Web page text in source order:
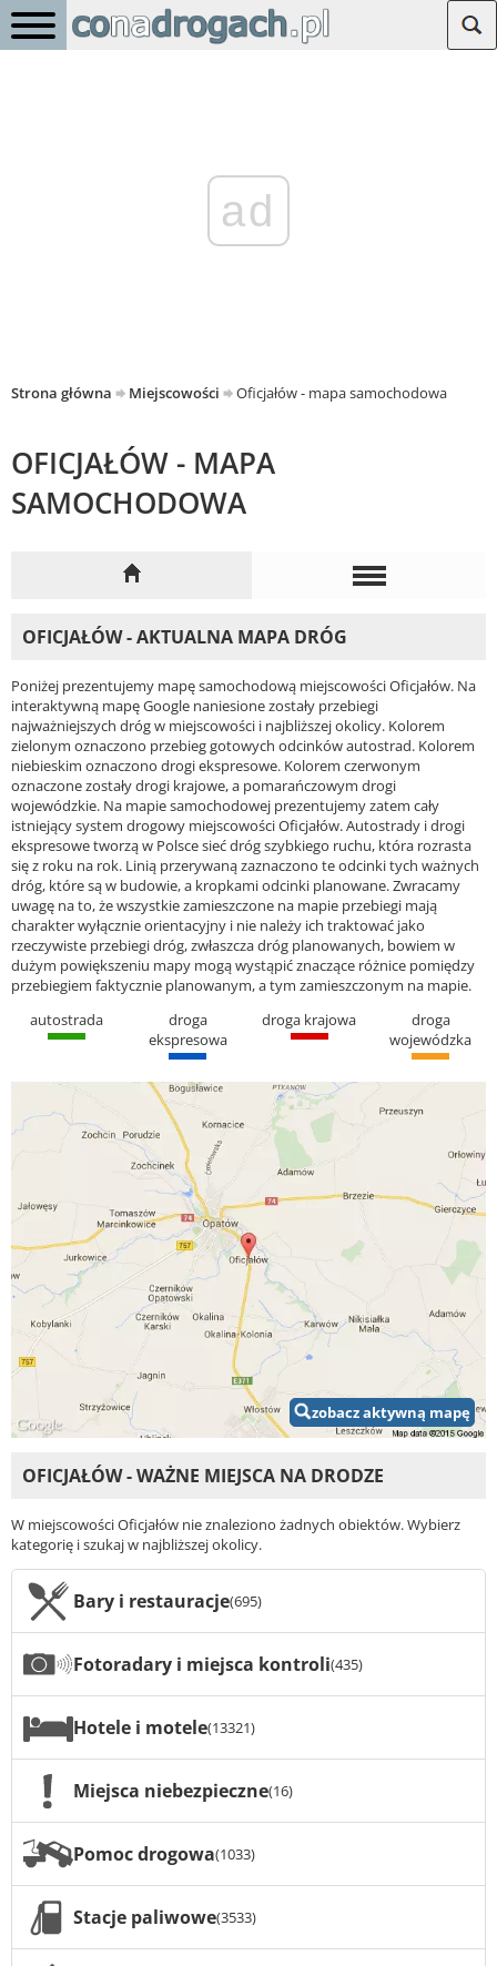
ad
Strona główna Miejscowości Oficjałów - mapa samochodowa
OFICJAŁÓW - MAPA
SAMOCHODOWA
OFICJAŁÓW - AKTUALNA MAPA DRÓG
Poniżej prezentujemy mapę samochodową miejscowości Oficjałów. Na
interaktywną mapę Google naniesione zostały przebiegi
najważniejszych dróg w miejscowości i najbliższej okolicy. Kolorem
zielonym oznaczono przebieg gotowych odcinków autostrad. Kolorem
niebieskim oznaczono drogi ekspresowe. Kolorem czerwonym
oznaczone zostały drogi krajowe, a pomarańczowym drogi
wojewódzkie. Na mapie samochodowej prezentujemy zatem cały
istniejący system drogowy miejscowości Oficjałów. Autostrady i drogi
ekspresowe tworzą w Polsce sieć dróg szybkiego ruchu, która rozrasta
się z roku na rok. Linią przerywaną zaznaczono te odcinki tych ważnych
dróg, które są w budowie, a kropkami odcinki planowane. Zwracamy
uwagę na to, że wszystkie zamieszczone na mapie przebiegi mają
charakter wyłącznie orientacyjny i nie należy ich traktować jako
rzeczywiste przebiegi dróg, zwłaszcza dróg planowanych, bowiem w
dużym powiększeniu mapy mogą wystąpić znaczące różnice pomiędzy
przebiegiem faktycznie planowanym, a tym zamieszczonym na mapie.
autostrada
droga
ekspresowa
droga krajowa
droga
wojewódzka
zobacz aktywną mapę
OFICJAŁÓW - WAŻNE MIEJSCA NA DRODZE
W miejscowości Oficjałów nie znaleziono żadnych obiektów. Wybierz
kategorię i szukaj w najbliższej okolicy.
Bary i restauracje(695)
Fotoradary i miejsca kontroli(435)
Hotele i motele(13321)
Miejsca niebezpieczne(16)
Pomoc drogowa(1033)
Stacje paliwowe(3533)